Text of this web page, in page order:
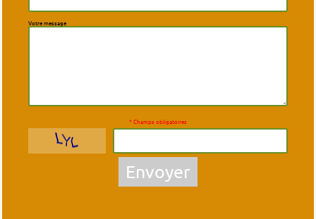
Votre message
* Champs obligatoires
Envoyer